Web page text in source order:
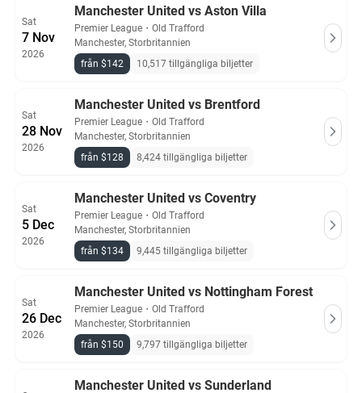
Sat
7 Nov
2026
Manchester United vs Aston Villa
Premier League ・ Old Trafford
Manchester, Storbritannien
från $142
10,517 tillgängliga biljetter
Sat
28 Nov
2026
Manchester United vs Brentford
Premier League ・ Old Trafford
Manchester, Storbritannien
från $128
8,424 tillgängliga biljetter
Sat
5 Dec
2026
Manchester United vs Coventry
Premier League ・ Old Trafford
Manchester, Storbritannien
från $134
9,445 tillgängliga biljetter
Sat
26 Dec
2026
Manchester United vs Nottingham Forest
Premier League ・ Old Trafford
Manchester, Storbritannien
från $150
9,797 tillgängliga biljetter
Manchester United vs Sunderland